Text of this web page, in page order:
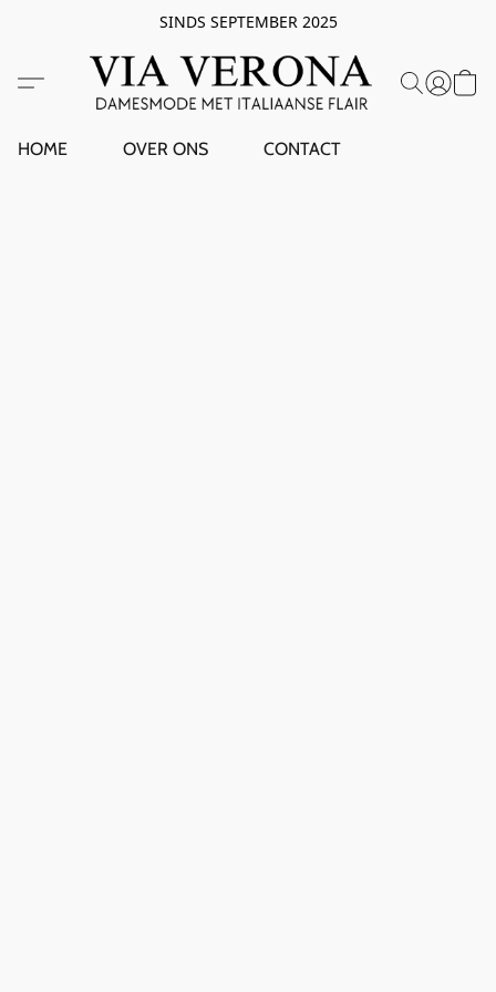
SINDS SEPTEMBER 2025
HOME OVER ONS CONTACT